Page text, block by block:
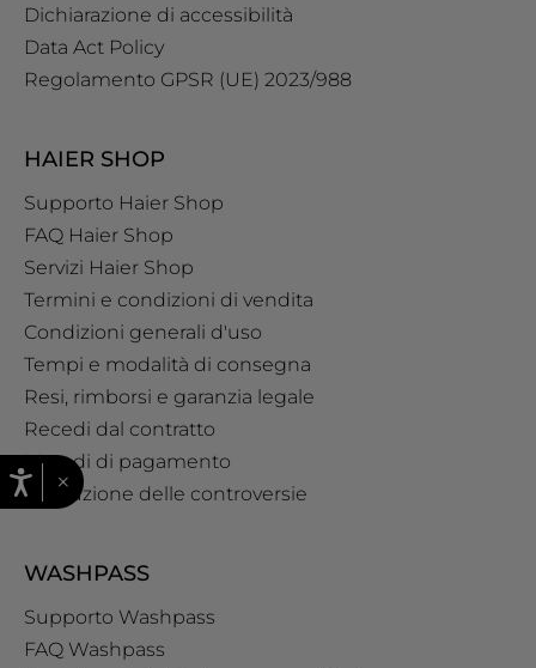
Dichiarazione di accessibilità
Data Act Policy
Regolamento GPSR (UE) 2023/988
HAIER SHOP
Supporto Haier Shop
FAQ Haier Shop
Servizi Haier Shop
Termini e condizioni di vendita
Condizioni generali d'uso
Tempi e modalità di consegna
Resi, rimborsi e garanzia legale
Recedi dal contratto
Metodi di pagamento
Risoluzione delle controversie
WASHPASS
Supporto Washpass
FAQ Washpass
×